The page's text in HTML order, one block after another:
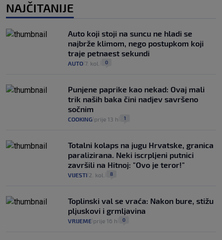
NAJČITANIJE
Auto koji stoji na suncu ne hladi se
najbrže klimom, nego postupkom koji
traje petnaest sekundi
AUTO 7. kol. 0
Punjene paprike kao nekad: Ovaj mali
trik naših baka čini nadjev savršeno
sočnim
COOKING prije 13 h 1
Totalni kolaps na jugu Hrvatske, granica
paralizirana. Neki iscrpljeni putnici
završili na Hitnoj: "Ovo je teror!"
VIJESTI 2. kol. 8
Toplinski val se vraća: Nakon bure, stižu
pljuskovi i grmljavina
VRIJEME prije 16 h 0